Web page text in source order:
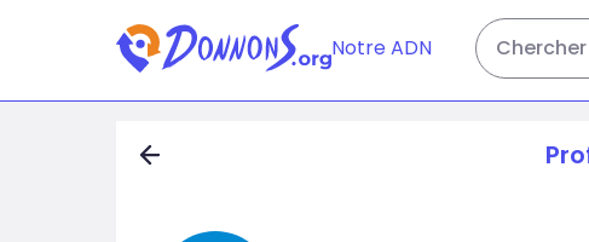
Notre ADN